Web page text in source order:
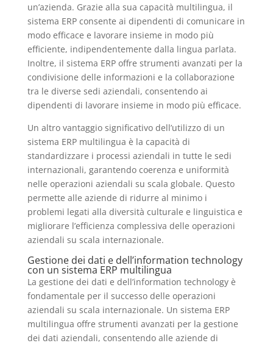
un’azienda. Grazie alla sua capacità multilingua, il
sistema ERP consente ai dipendenti di comunicare in
modo efficace e lavorare insieme in modo più
efficiente, indipendentemente dalla lingua parlata.
Inoltre, il sistema ERP offre strumenti avanzati per la
condivisione delle informazioni e la collaborazione
tra le diverse sedi aziendali, consentendo ai
dipendenti di lavorare insieme in modo più efficace.
Un altro vantaggio significativo dell’utilizzo di un
sistema ERP multilingua è la capacità di
standardizzare i processi aziendali in tutte le sedi
internazionali, garantendo coerenza e uniformità
nelle operazioni aziendali su scala globale. Questo
permette alle aziende di ridurre al minimo i
problemi legati alla diversità culturale e linguistica e
migliorare l’efficienza complessiva delle operazioni
aziendali su scala internazionale.
Gestione dei dati e dell’information technology
con un sistema ERP multilingua
La gestione dei dati e dell’information technology è
fondamentale per il successo delle operazioni
aziendali su scala internazionale. Un sistema ERP
multilingua offre strumenti avanzati per la gestione
dei dati aziendali, consentendo alle aziende di